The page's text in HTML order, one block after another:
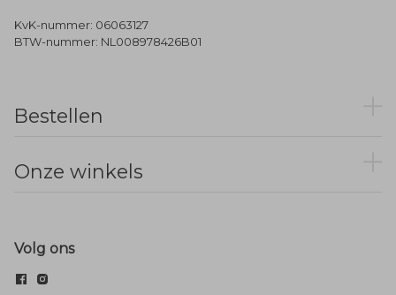
KvK-nummer: 06063127
BTW-nummer: NL008978426B01
Bestellen
Onze winkels
Volg ons